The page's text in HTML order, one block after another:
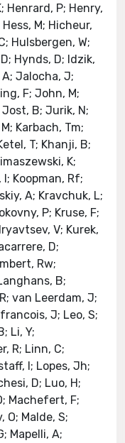
Henrard, P; Henry,
M; Hicheur,
Hulsbergen, W;
Hynds, D; Idzik,
A; Jalocha, J;
F; John, M;
B; Jurik, N;
Karbach, Tm;
T; Khanji, B;
K;
I; Koopman, Rf;
A; Kravchuk, L;
P; Kruse, F;
V; Kurek,
D;
Rw;
B;
van Leerdam, J;
J; Leo, S;
Li, Y;
R; Linn, C;
I; Lopes, Jh;
D; Luo, H;
Machefert, F;
O; Malde, S;
Mapelli, A;